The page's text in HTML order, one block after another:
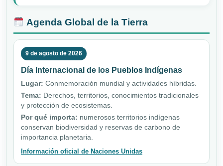
Agenda Global de la Tierra
9 de agosto de 2026
Día Internacional de los Pueblos Indígenas
Lugar: Conmemoración mundial y actividades híbridas.
Tema: Derechos, territorios, conocimientos tradicionales
y protección de ecosistemas.
Por qué importa: numerosos territorios indígenas
conservan biodiversidad y reservas de carbono de
importancia planetaria.
Información oficial de Naciones Unidas